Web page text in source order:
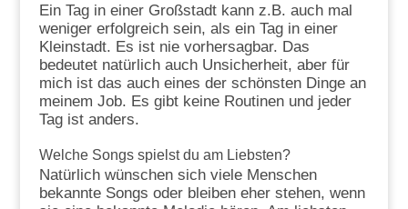
Ein Tag in einer Großstadt kann z.B. auch mal
weniger erfolgreich sein, als ein Tag in einer
Kleinstadt. Es ist nie vorhersagbar. Das
bedeutet natürlich auch Unsicherheit, aber für
mich ist das auch eines der schönsten Dinge an
meinem Job. Es gibt keine Routinen und jeder
Tag ist anders.
Welche Songs spielst du am Liebsten?
Natürlich wünschen sich viele Menschen
bekannte Songs oder bleiben eher stehen, wenn